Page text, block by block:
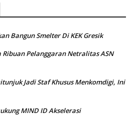
Bangun Smelter Di KEK Gresik
Ribuan Pelanggaran Netralitas ASN
Jadi Staf Khusus Menkomdigi, Ini
MIND ID Akselerasi